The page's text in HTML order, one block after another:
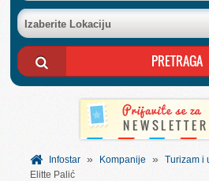
POSLOVNI OGLASI
AKCIJE I KATALOZI
BESPLATNI VAUČERI
SVET INFORMACIJA
Izaberite Lokaciju
Infostar » Kompanije » Turizam i
Elitte Palić